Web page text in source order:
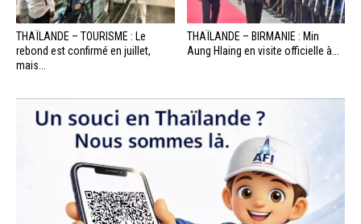
THAÏLANDE – TOURISME : Le
rebond est confirmé en juillet,
mais...
THAÏLANDE – BIRMANIE : Min
Aung Hlaing en visite officielle à...